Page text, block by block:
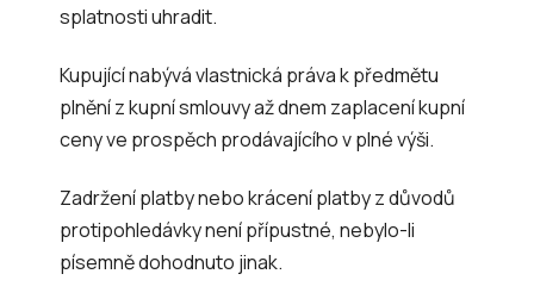
splatnosti uhradit.
Kupující nabývá vlastnická práva k předmětu
plnění z kupní smlouvy až dnem zaplacení kupní
ceny ve prospěch prodávajícího v plné výši.
Zadržení platby nebo krácení platby z důvodů
protipohledávky není přípustné, nebylo-li
písemně dohodnuto jinak.